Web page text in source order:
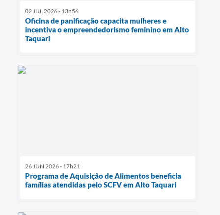
02 JUL 2026 - 13h56
Oficina de panificação capacita mulheres e
incentiva o empreendedorismo feminino em Alto
Taquari
26 JUN 2026 - 17h21
Programa de Aquisição de Alimentos beneficia
famílias atendidas pelo SCFV em Alto Taquari